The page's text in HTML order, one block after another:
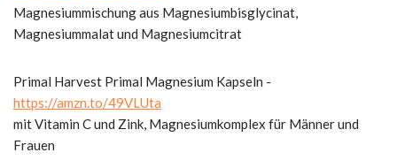
Magnesiummischung aus Magnesiumbisglycinat,
Magnesiummalat und Magnesiumcitrat
Primal Harvest Primal Magnesium Kapseln -
https://amzn.to/49VLUta
mit Vitamin C und Zink, Magnesiumkomplex für Männer und
Frauen